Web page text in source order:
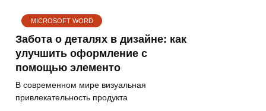
MICROSOFT WORD
Забота о деталях в дизайне: как
улучшить оформление с
помощью элементо
В современном мире визуальная
привлекательность продукта